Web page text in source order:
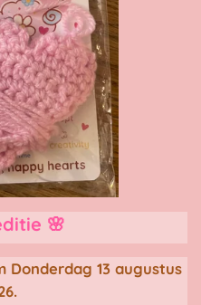
🌸
Donderdag 13 augustus